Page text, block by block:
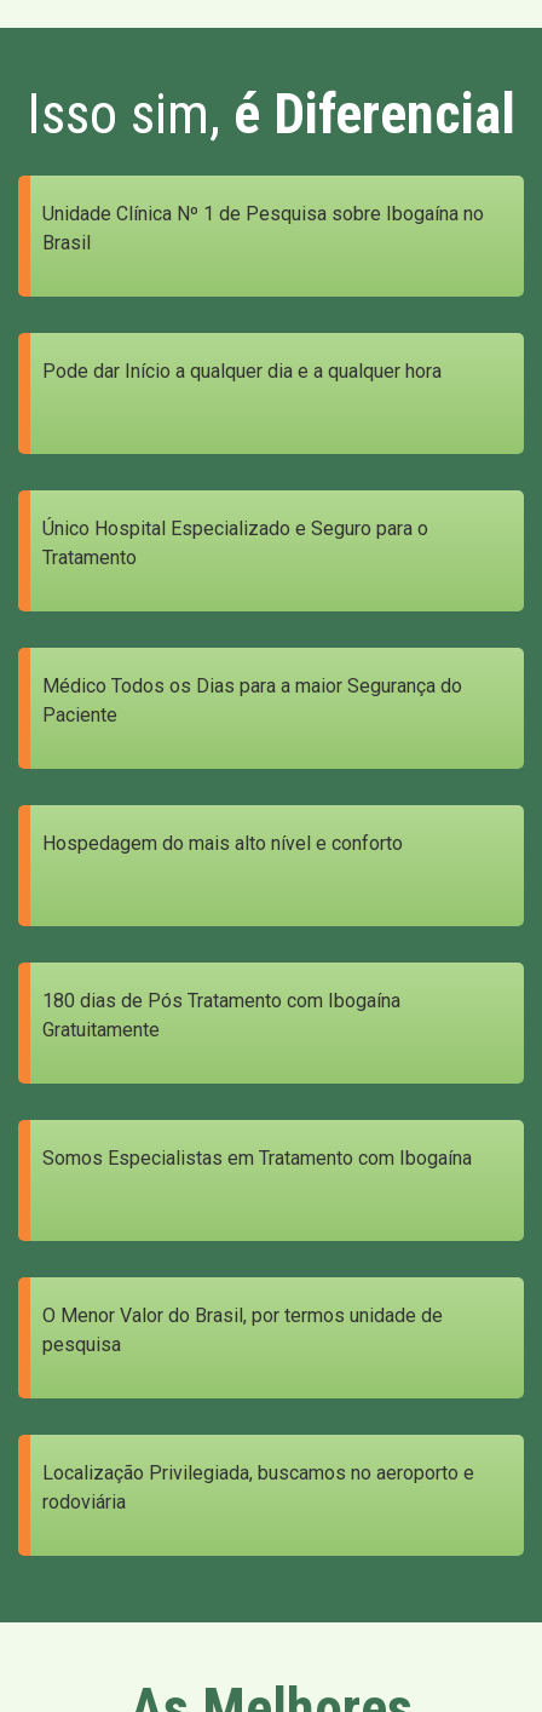
Isso sim, é Diferencial
Unidade Clínica Nº 1 de Pesquisa sobre Ibogaína no
Brasil
Pode dar Início a qualquer dia e a qualquer hora
Único Hospital Especializado e Seguro para o
Tratamento
Médico Todos os Dias para a maior Segurança do
Paciente
Hospedagem do mais alto nível e conforto
180 dias de Pós Tratamento com Ibogaína
Gratuitamente
Somos Especialistas em Tratamento com Ibogaína
O Menor Valor do Brasil, por termos unidade de
pesquisa
Localização Privilegiada, buscamos no aeroporto e
rodoviária